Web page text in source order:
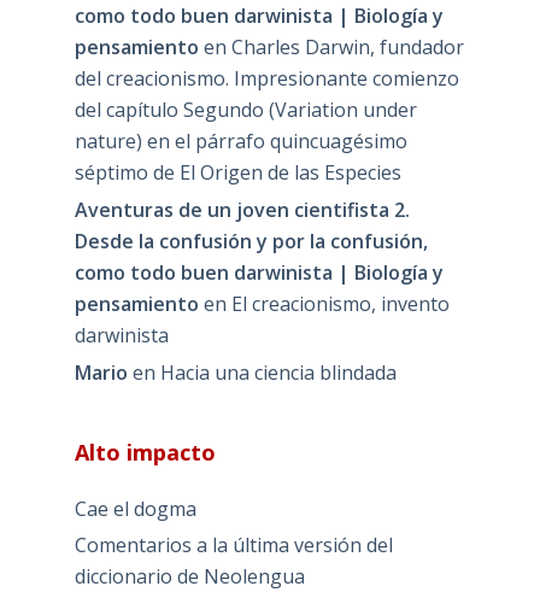
como todo buen darwinista | Biología y
pensamiento en Charles Darwin, fundador
del creacionismo. Impresionante comienzo
del capítulo Segundo (Variation under
nature) en el párrafo quincuagésimo
séptimo de El Origen de las Especies
Aventuras de un joven cientifista 2.
Desde la confusión y por la confusión,
como todo buen darwinista | Biología y
pensamiento en El creacionismo, invento
darwinista
Mario en Hacia una ciencia blindada
Alto impacto
Cae el dogma
Comentarios a la última versión del
diccionario de Neolengua